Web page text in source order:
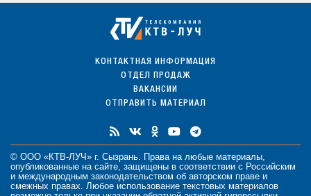
КОНТАКТНАЯ ИНФОРМАЦИЯ
ОТДЕЛ ПРОДАЖ
ВАКАНСИИ
ОТПРАВИТЬ МАТЕРИАЛ
© ООО «КТВ-ЛУЧ» г. Сызрань. Права на любые материалы
опубликованные на сайте, защищены в соответствии с Российским
и международным законодательством об авторском праве и
смежных правах. Любое использование текстовых материалов